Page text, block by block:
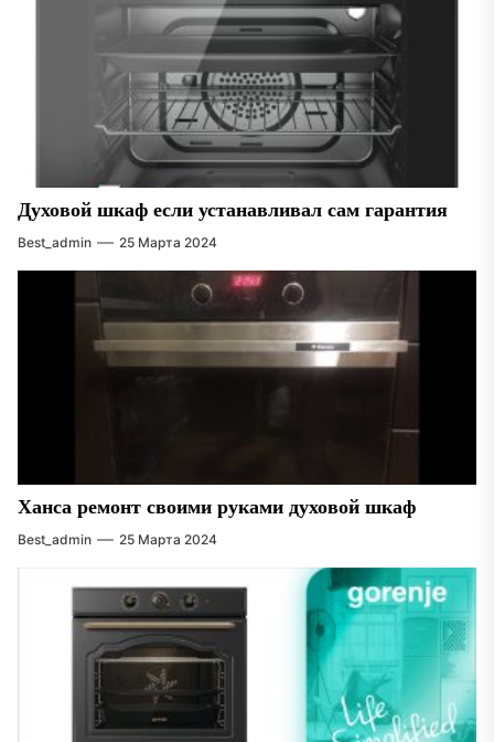
Духовой шкаф если устанавливал сам гарантия
Best_admin 25 Марта 2024
Ханса ремонт своими руками духовой шкаф
Best_admin 25 Марта 2024